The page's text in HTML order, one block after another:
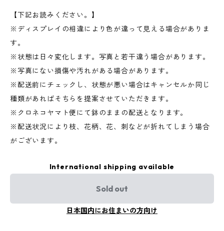
【下記お読みください。】
※ディスプレイの相違により色が違って見える場合がありま
す。
※状態は日々変化します。写真と若干違う場合があります。
※写真にない損傷や汚れがある場合があります。
※配送前にチェックし、状態が悪い場合はキャンセルか同じ
種類があればそちらを提案させていただきます。
※クロネコヤマト便にて鉢のままの配送となります。
※配送状況により枝、花柄、花、刺などが折れてしまう場合
がございます。
International shipping available
Sold out
日本国内にお住まいの方向け